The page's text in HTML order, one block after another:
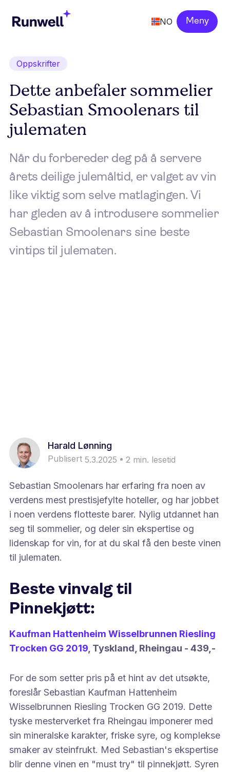
NO Meny
Oppskrifter
Dette anbefaler sommelier
Sebastian Smoolenars til
julematen
Når du forbereder deg på å servere
årets deilige julemåltid, er valget av vin
like viktig som selve matlagingen. Vi
har gleden av å introdusere sommelier
Sebastian Smoolenars sine beste
vintips til julematen.
Harald Lønning
Publisert 5.3.2025 2 min. lesetid
Sebastian Smoolenars har erfaring fra noen av
verdens mest prestisjefylte hoteller, og har jobbet
i noen verdens flotteste barer. Nylig utdannet han
seg til sommelier, og deler sin ekspertise og
lidenskap for vin, for at du skal få den beste vinen
til julematen.
Beste vinvalg til
Pinnekjøtt:
Kaufman Hattenheim Wisselbrunnen Riesling
Trocken GG 2019 , Tyskland, Rheingau - 439,-
For de som setter pris på et hint av det utsøkte,
foreslår Sebastian Kaufman Hattenheim
Wisselbrunnen Riesling Trocken GG 2019. Dette
tyske mesterverket fra Rheingau imponerer med
sin mineralske karakter, friske syre, og komplekse
smaker av steinfrukt. Med Sebastian's ekspertise
blir denne vinen en "must try" til pinnekjøtt. Syren